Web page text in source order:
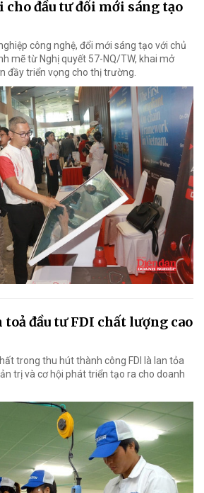
đầu tư đổi mới sáng tạo
công nghệ, đổi mới sáng tạo với chủ
mẽ từ Nghị quyết 57-NQ/TW, khai mở
đầy triển vọng cho thị trường.
đầu tư FDI chất lượng cao
trong thu hút thành công FDI là lan tỏa
trị và cơ hội phát triển tạo ra cho doanh